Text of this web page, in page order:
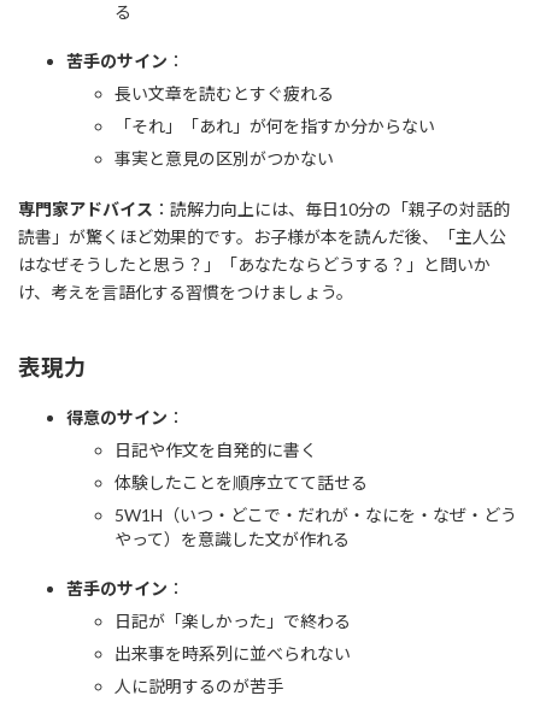
る
苦手のサイン ：
長い文章を読むとすぐ疲れる
「それ」「あれ」が何を指すか分からない
事実と意見の区別がつかない
専門家アドバイス ：読解力向上には、毎日10分の「親子の対話的
読書」が驚くほど効果的です。お子様が本を読んだ後、「主人公
はなぜそうしたと思う？」「あなたならどうする？」と問いか
け、考えを言語化する習慣をつけましょう。
表現力
得意のサイン ：
日記や作文を自発的に書く
体験したことを順序立てて話せる
5W1H（いつ・どこで・だれが・なにを・なぜ・どう
やって）を意識した文が作れる
苦手のサイン ：
日記が「楽しかった」で終わる
出来事を時系列に並べられない
人に説明するのが苦手